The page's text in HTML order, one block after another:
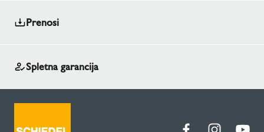
Prenosi
Spletna garancija